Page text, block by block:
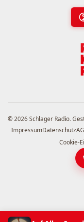
© 2026 Schlager Radio.
ImpressumDatenschutz
Cookie-